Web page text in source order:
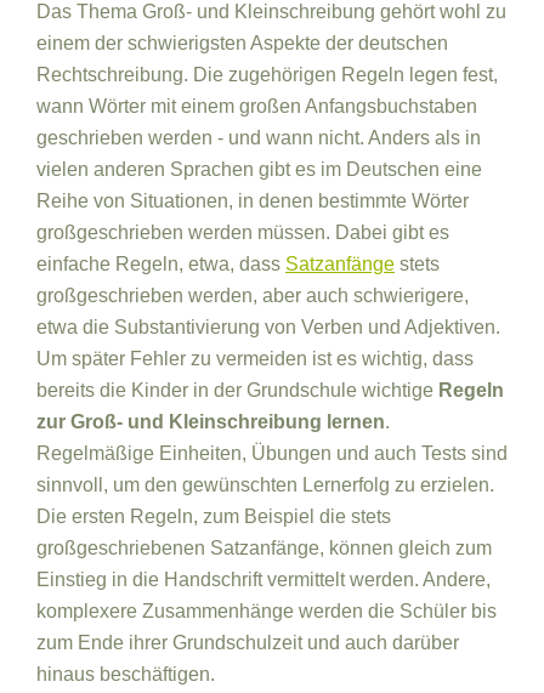
Das Thema Groß- und Kleinschreibung gehört wohl zu
einem der schwierigsten Aspekte der deutschen
Rechtschreibung. Die zugehörigen Regeln legen fest,
wann Wörter mit einem großen Anfangsbuchstaben
geschrieben werden - und wann nicht. Anders als in
vielen anderen Sprachen gibt es im Deutschen eine
Reihe von Situationen, in denen bestimmte Wörter
großgeschrieben werden müssen. Dabei gibt es
einfache Regeln, etwa, dass Satzanfänge stets
großgeschrieben werden, aber auch schwierigere,
etwa die Substantivierung von Verben und Adjektiven.
Um später Fehler zu vermeiden ist es wichtig, dass
bereits die Kinder in der Grundschule wichtige Regeln
zur Groß- und Kleinschreibung lernen.
Regelmäßige Einheiten, Übungen und auch Tests sind
sinnvoll, um den gewünschten Lernerfolg zu erzielen.
Die ersten Regeln, zum Beispiel die stets
großgeschriebenen Satzanfänge, können gleich zum
Einstieg in die Handschrift vermittelt werden. Andere,
komplexere Zusammenhänge werden die Schüler bis
zum Ende ihrer Grundschulzeit und auch darüber
hinaus beschäftigen.